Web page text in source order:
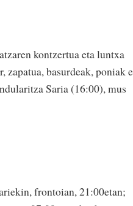
kontzertua eta luntxa
basurdeak, poniak
Saria (16:00), mus
frontoian, 21:00etan;